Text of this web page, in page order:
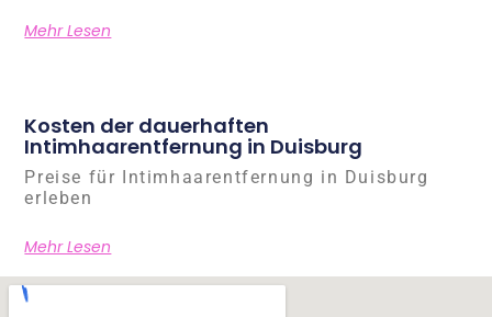
Mehr Lesen
Kosten der dauerhaften
Intimhaarentfernung in Duisburg
Preise für Intimhaarentfernung in Duisburg
erleben
Mehr Lesen